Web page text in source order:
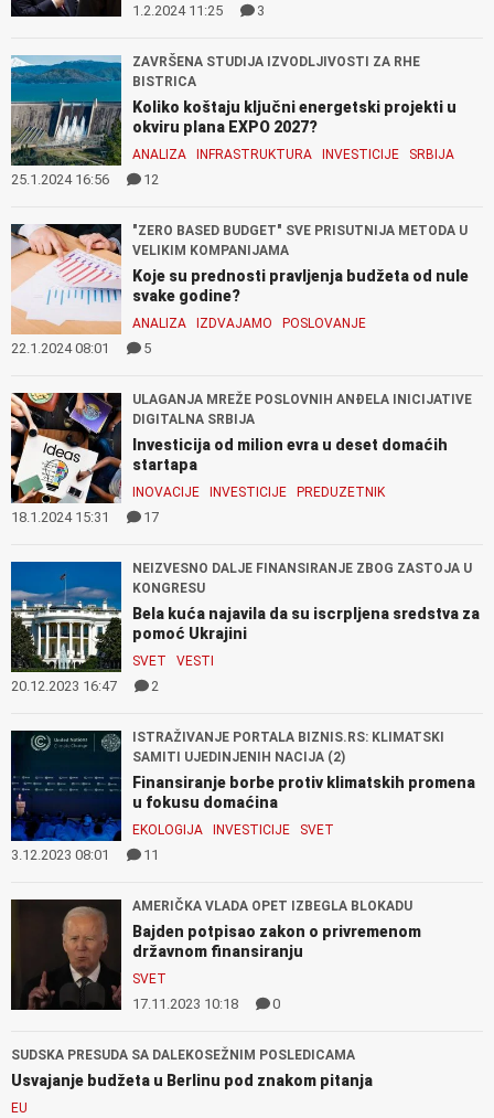
1.2.2024 11:25 3
ZAVRŠENA STUDIJA IZVODLJIVOSTI ZA RHE
BISTRICA
Koliko koštaju ključni energetski projekti u
okviru plana EXPO 2027?
ANALIZA INFRASTRUKTURA INVESTICIJE SRBIJA
25.1.2024 16:56 12
"ZERO BASED BUDGET" SVE PRISUTNIJA METODA U
VELIKIM KOMPANIJAMA
Koje su prednosti pravljenja budžeta od nule
svake godine?
ANALIZA IZDVAJAMO POSLOVANJE
22.1.2024 08:01 5
ULAGANJA MREŽE POSLOVNIH ANĐELA INICIJATIVE
DIGITALNA SRBIJA
Investicija od milion evra u deset domaćih
startapa
INOVACIJE INVESTICIJE PREDUZETNIK
18.1.2024 15:31 17
NEIZVESNO DALJE FINANSIRANJE ZBOG ZASTOJA U
KONGRESU
Bela kuća najavila da su iscrpljena sredstva za
pomoć Ukrajini
SVET VESTI
20.12.2023 16:47 2
ISTRAŽIVANJE PORTALA BIZNIS.RS: KLIMATSKI
SAMITI UJEDINJENIH NACIJA (2)
Finansiranje borbe protiv klimatskih promena
u fokusu domaćina
EKOLOGIJA INVESTICIJE SVET
3.12.2023 08:01 11
AMERIČKA VLADA OPET IZBEGLA BLOKADU
Bajden potpisao zakon o privremenom
državnom finansiranju
SVET
17.11.2023 10:18 0
SUDSKA PRESUDA SA DALEKOSEŽNIM POSLEDICAMA
Usvajanje budžeta u Berlinu pod znakom pitanja
EU